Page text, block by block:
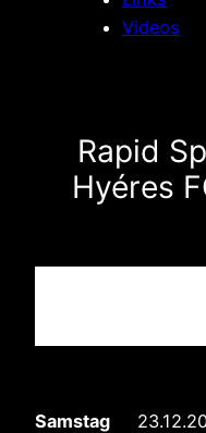
Videos
Rapid
Hyéres
Samstag